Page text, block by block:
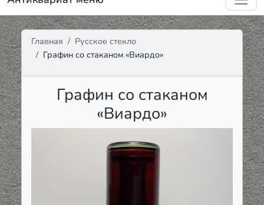
Главная
Русское стекло
Графин со стаканом «Виардо»
Графин со стаканом
«Виардо»